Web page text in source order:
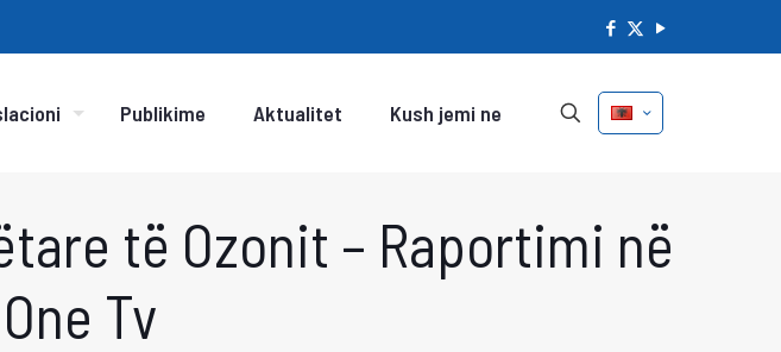
Publikime Aktualitet Kush jemi ne
të Ozonit – Raportimi në
Tv